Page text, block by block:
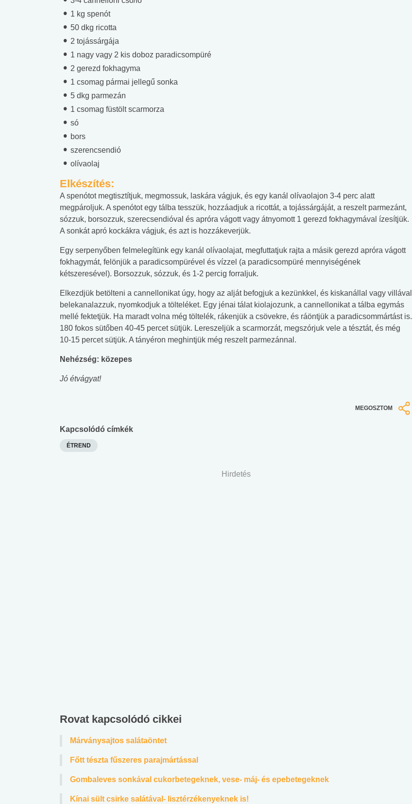
1 kg spenót
50 dkg ricotta
2 tojássárgája
1 nagy vagy 2 kis doboz paradicsompüré
2 gerezd fokhagyma
1 csomag pármai jellegű sonka
5 dkg parmezán
1 csomag füstölt scarmorza
só
bors
szerencsendió
olívaolaj
Elkészítés:
A spenótot megtisztítjuk, megmossuk, laskára vágjuk, és egy kanál olívaolajon 3-4 perc alatt
megpároljuk. A spenótot egy tálba tesszük, hozzáadjuk a ricottát, a tojássárgáját, a reszelt parmezánt,
sózzuk, borsozzuk, szerecsendióval és apróra vágott vagy átnyomott 1 gerezd fokhagymával ízesítjük.
A sonkát apró kockákra vágjuk, és azt is hozzákeverjük.
Egy serpenyőben felmelegítünk egy kanál olívaolajat, megfuttatjuk rajta a másik gerezd apróra vágott
fokhagymát, felönjük a paradicsompürével és vízzel (a paradicsompüré mennyiségének
kétszeresével). Borsozzuk, sózzuk, és 1-2 percig forraljuk.
Elkezdjük betölteni a cannellonikat úgy, hogy az alját befogjuk a kezünkkel, és kiskanállal vagy villával
belekanalazzuk, nyomkodjuk a tölteléket. Egy jénai tálat kiolajozunk, a cannellonikat a tálba egymás
mellé fektetjük. Ha maradt volna még töltelék, rákenjük a csövekre, és ráöntjük a paradicsommártást is.
180 fokos sütőben 40-45 percet sütjük. Lereszeljük a scarmorzát, megszórjuk vele a tésztát, és még
10-15 percet sütjük. A tányéron meghintjük még reszelt parmezánnal.
Nehézség: közepes
Jó étvágyat!
MEGOSZTOM
Kapcsolódó címkék
ÉTREND
Hirdetés
Rovat kapcsolódó cikkei
Márványsajtos salátaöntet
Főtt tészta fűszeres parajmártással
Gombaleves sonkával cukorbetegeknek, vese- máj- és epebetegeknek
Kínai sült csirke salátával- lisztérzékenyeknek is!